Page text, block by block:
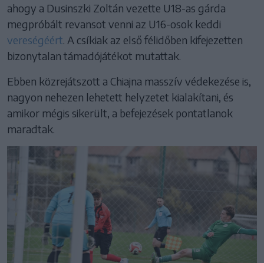
ahogy a Dusinszki Zoltán vezette U18-as gárda
megpróbált revansot venni az U16-osok keddi
vereségéért. A csíkiak az első félidőben kifejezetten
bizonytalan támadójátékot mutattak.
Ebben közrejátszott a Chiajna masszív védekezése is,
nagyon nehezen lehetett helyzetet kialakítani, és
amikor mégis sikerült, a befejezések pontatlanok
maradtak.